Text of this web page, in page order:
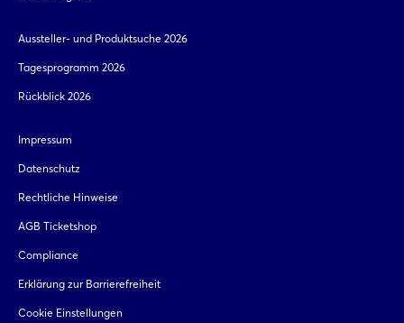
Aussteller- und Produktsuche 2026
Tagesprogramm 2026
Rückblick 2026
Impressum
Datenschutz
Rechtliche Hinweise
AGB Ticketshop
Compliance
Erklärung zur Barrierefreiheit
Cookie Einstellungen